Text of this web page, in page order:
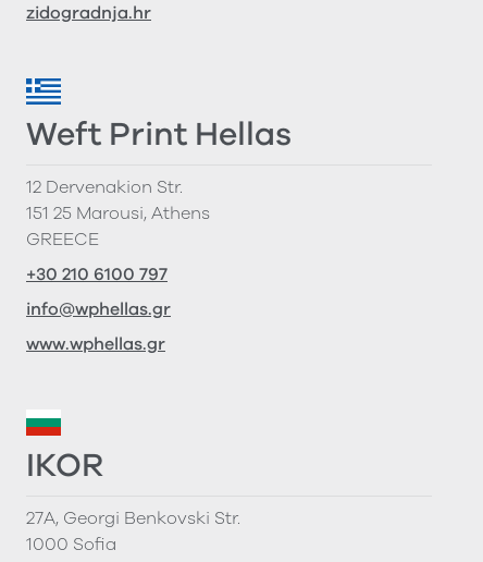
zidogradnja.hr
Weft Print Hellas
12 Dervenakion Str.
151 25 Marousi, Athens
GREECE
+30 210 6100 797
info@wphellas.gr
www.wphellas.gr
IKOR
27A, Georgi Benkovski Str.
1000 Sofia